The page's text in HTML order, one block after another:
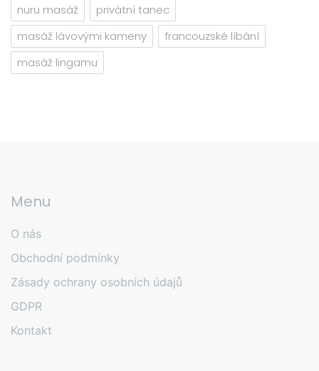
nuru masáž
privátní tanec
masáž lávovými kameny
francouzské líbání
masáž lingamu
Menu
O nás
Obchodní podmínky
Zásady ochrany osobních údajů
GDPR
Kontakt